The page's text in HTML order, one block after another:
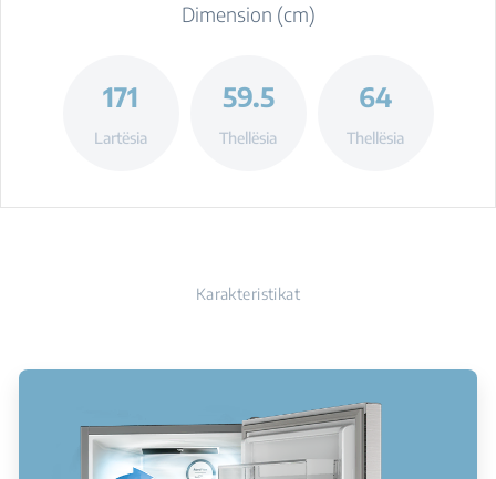
Dimension (cm)
171
Lartësia
59.5
Thellësia
64
Thellësia
Karakteristikat